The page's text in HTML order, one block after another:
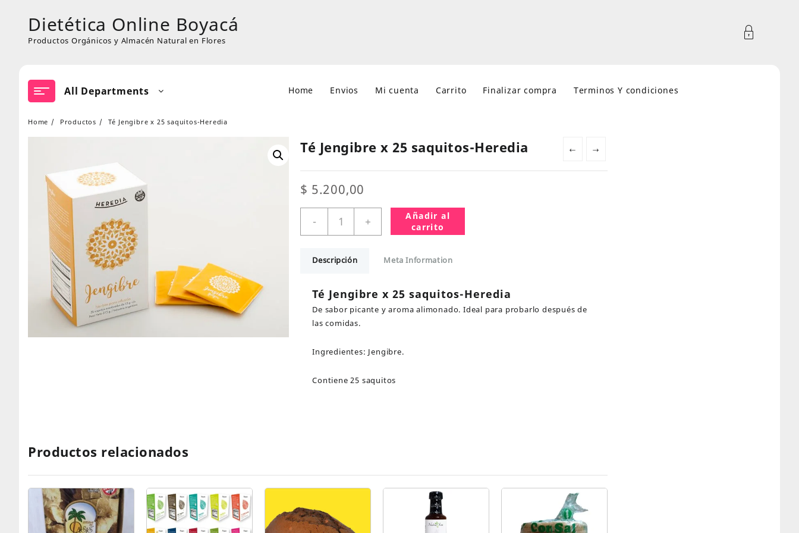
contentDietética Online Boyacá
Productos Orgánicos y Almacén Natural en Flores
All Departments Home Envios Mi cuenta Carrito Finalizar compra Terminos Y condiciones
Home Productos Té Jengibre x 25 saquitos-Heredia
← →
Té Jengibre x 25 saquitos-Heredia
$ 5.200,00
-
Jengibre
x
saquitos-
cantidad
+
Añadir al
carrito
Descripción Meta Information
Té Jengibre x 25 saquitos-Heredia
De sabor picante y aroma alimonado. Ideal para probarlo después de
las comidas.
Ingredientes: Jengibre.
Contiene 25 saquitos
Productos relacionados